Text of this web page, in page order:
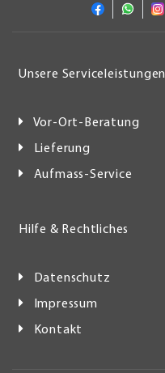
Unsere Serviceleistungen
Vor-Ort-Beratung
Lieferung
Aufmass-Service
Hilfe & Rechtliches
Datenschutz
Impressum
Kontakt